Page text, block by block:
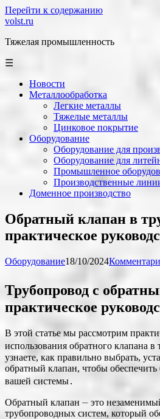
Перейти к содержанию
volst.ru
Тяжелая промышленность
☰
Новости
Металлообработка
Легкие металлы
Тяжелые металлы
Цинковое покрытие
Оборудование
Оборудование для
Оборудование для
Промышленное
Производственные
Доменное производство
Обратный клапан в
практическое
Оборудование18/10/2024
Трубопровод с
практическое
В этой статье мы рассмотрим
использования обратного клапана
узнаете, как правильно выбрать,
обратный клапан, чтобы
вашей системы․
Обратный клапан ⏤ это
трубопроводных систем, который